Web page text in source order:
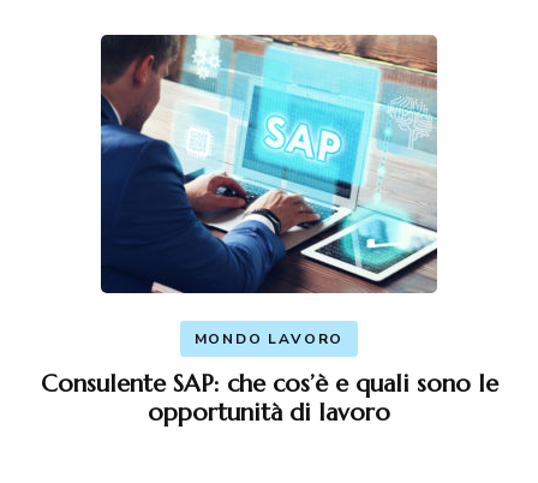
MONDO LAVORO
Consulente SAP: che cos’è e quali sono le
opportunità di lavoro